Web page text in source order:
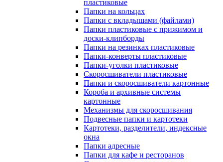
пластиковые
Папки на кольцах
Папки с вкладышами (файлами)
Папки пластиковые с прижимом и
доски-клипборды
Папки на резинках пластиковые
Папки-конверты пластиковые
Папки-уголки пластиковые
Скоросшиватели пластиковые
Папки и скоросшиватели картонные
Короба и архивные системы
картонные
Механизмы для скоросшивания
Подвесные папки и картотеки
Картотеки, разделители, индексные
окна
Папки адресные
Папки для кафе и ресторанов